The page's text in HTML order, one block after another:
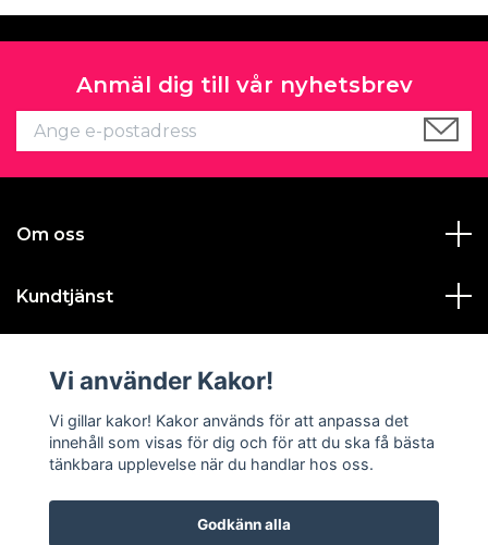
Anmäl dig till vår nyhetsbrev
Om oss
Kundtjänst
Sociala medier
Vi använder Kakor!
Vi gillar kakor! Kakor används för att anpassa det
innehåll som visas för dig och för att du ska få bästa
tänkbara upplevelse när du handlar hos oss.
Godkänn alla